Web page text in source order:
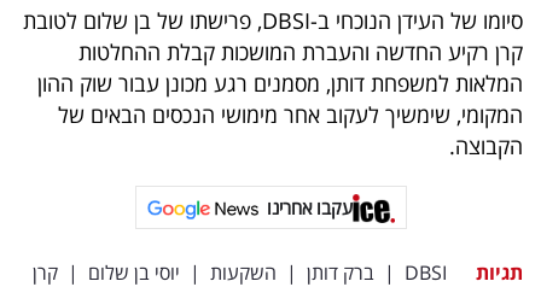
סיומו של העידן הנוכחי ב-DBSI, פרישתו של בן שלום לטובת
קרן רקיע החדשה והעברת המושכות קבלת ההחלטות
המלאות למשפחת דותן, מסמנים רגע מכונן עבור שוק ההון
המקומי, שימשיך לעקוב אחר מימושי הנכסים הבאים של
הקבוצה.
עקבו אחרינו
תגיות DBSI
| ברק דותן | השקעות | יוסי בן שלום | קרן